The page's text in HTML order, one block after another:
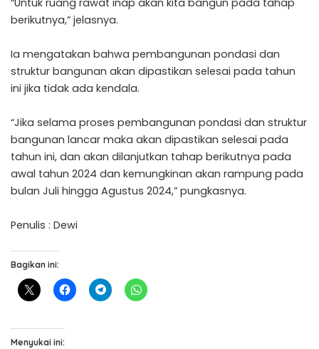
“Untuk ruang rawat inap akan kita bangun pada tahap
berikutnya,” jelasnya.
Ia mengatakan bahwa pembangunan pondasi dan
struktur bangunan akan dipastikan selesai pada tahun
ini jika tidak ada kendala.
“Jika selama proses pembangunan pondasi dan struktur
bangunan lancar maka akan dipastikan selesai pada
tahun ini, dan akan dilanjutkan tahap berikutnya pada
awal tahun 2024 dan kemungkinan akan rampung pada
bulan Juli hingga Agustus 2024,” pungkasnya.
Penulis : Dewi
Bagikan ini:
Menyukai ini: